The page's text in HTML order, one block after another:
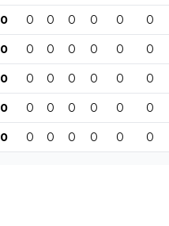
0 0 0 0 0 0 0
0 0 0 0 0 0 0
0 0 0 0 0 0 0
0 0 0 0 0 0 0
0 0 0 0 0 0 0